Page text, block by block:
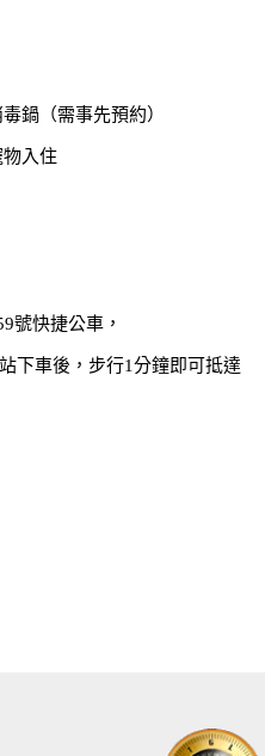
鍋（需事先預約）
入住
號快捷公車，
下車後，步行1分鐘即可抵達